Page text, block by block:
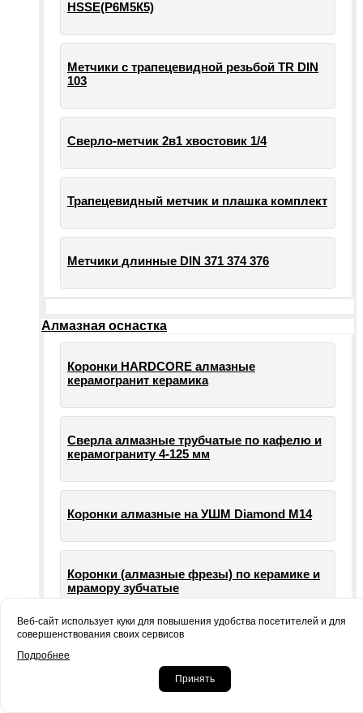
HSSE(Р6М5К5)
Метчики с трапецевидной резьбой TR DIN
103
Сверло-метчик 2в1 хвостовик 1/4
Трапецевидный метчик и плашка комплект
Метчики длинные DIN 371 374 376
Алмазная оснастка
Коронки HARDCORE алмазные
керамогранит керамика
Сверла алмазные трубчатые по кафелю и
керамограниту 4-125 мм
Коронки алмазные на УШМ Diamond М14
Коронки (алмазные фрезы) по керамике и
мрамору зубчатые
машин УШМ болгарки
Веб-сайт использует куки для повышения удобства посетителей и для
совершенствования своих сервисов
Подробнее
Принять